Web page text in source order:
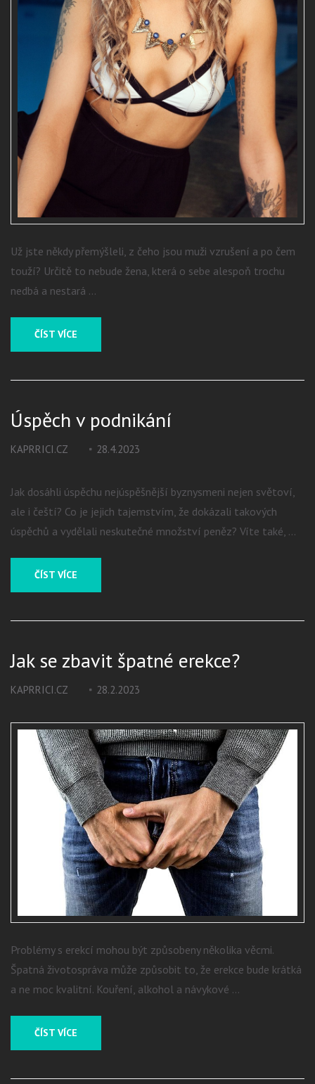
Už jste někdy přemýšleli, z čeho jsou muži vzrušení a po čem
touží? Určitě to nebude žena, která o sebe alespoň trochu
nedbá a nestará …
ČÍST VÍCE
Úspěch v podnikání
KAPRRICI.CZ 28.4.2023
Jak dosáhli úspěchu nejúspěšnější byznysmeni nejen světoví,
ale i čeští? Co je jejich tajemstvím, že dokázali takových
úspěchů a vydělali neskutečné množství peněz? Víte také, …
ČÍST VÍCE
Jak se zbavit špatné erekce?
KAPRRICI.CZ 28.2.2023
Problémy s erekcí mohou být způsobeny několika věcmi.
Špatná životospráva může způsobit to, že erekce bude krátká
a ne moc kvalitní. Kouření, alkohol a návykové …
ČÍST VÍCE